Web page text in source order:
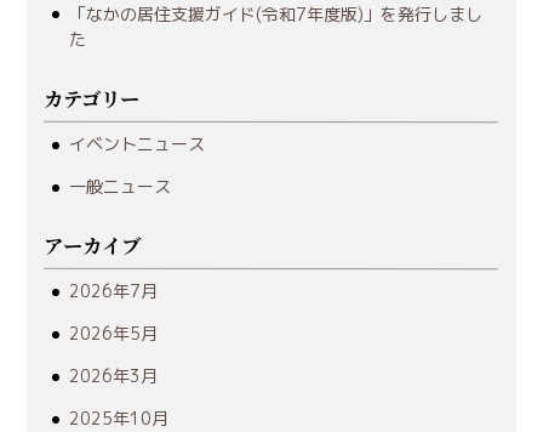
「なかの居住支援ガイド(令和7年度版)」を発行しまし
た
カテゴリー
イベントニュース
一般ニュース
アーカイブ
2026年7月
2026年5月
2026年3月
2025年10月